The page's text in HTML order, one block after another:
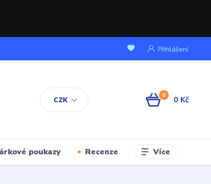
CZK
Přihlášení
0 0 Kč
poukazy Recenze Více